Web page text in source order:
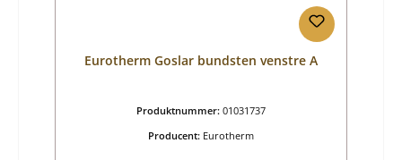
Eurotherm Goslar bundsten venstre A
Produktnummer: 01031737
Producent: Eurotherm